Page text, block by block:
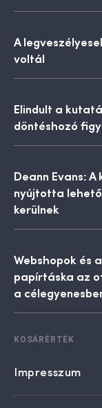
A
voltál
Elindult a
döntéshozó
Deann Evans:
nyújtotta
kerülnek
Webshopok és
papírtáska az
a
KOSÁRÉRTÉK
Impresszum